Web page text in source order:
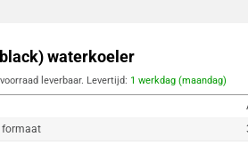
waterkoeler
leverbaar. Levertijd: 1 werkdag (maandag)
formaat